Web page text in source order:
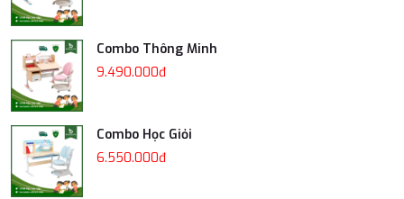
Combo Thông Minh
9.490.000đ
Combo Học Giỏi
6.550.000đ